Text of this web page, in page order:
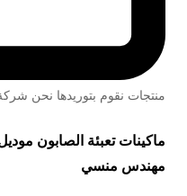
منتجات نقوم بتوريدها نحن
ماكينات تعبئة الصابون موديل 403
مهندس منسي